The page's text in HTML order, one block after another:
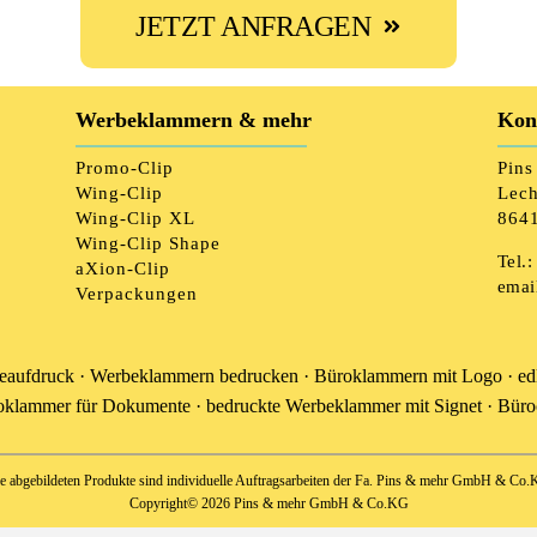
JETZT ANFRAGEN
Werbeklammern & mehr
Promo-Clip
Wing-Clip
Wing-Clip XL
Wing-Clip Shape
aXion-Clip
Verpackungen
Tel.:
· Werbeklammern bedrucken · Büroklammern mit Logo ·
für Dokumente · bedruckte Werbeklammer mit Signet ·
abgebildeten Produkte sind individuelle Auftragsarbeiten der Fa. Pins & mehr GmbH &
Copyright© 2026 Pins & mehr GmbH & Co.KG